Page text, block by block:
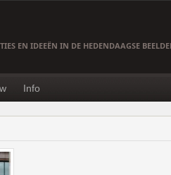
EN IDEEËN IN DE HEDENDAAGSE
Info